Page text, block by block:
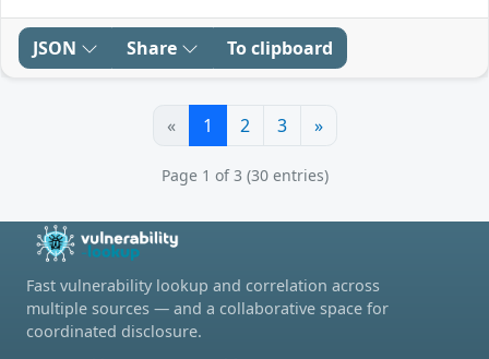
JSON Share To clipboard
« 1 2 3 »
Page 1 of 3 (30 entries)
Fast vulnerability lookup and correlation across
multiple sources — and a collaborative space for
coordinated disclosure.